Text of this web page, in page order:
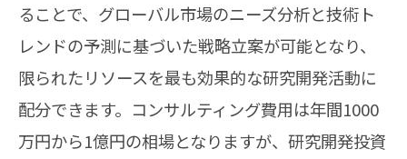
ることで、グローバル市場のニーズ分析と技術ト
レンドの予測に基づいた戦略立案が可能となり、
限られたリソースを最も効果的な研究開発活動に
配分できます。コンサルティング費用は年間1000
万円から1億円の相場となりますが、研究開発投資